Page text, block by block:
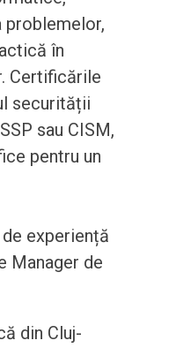
în
Certificările
securității
sau CISM,
pentru un
experiență
Manager de
din Cluj-